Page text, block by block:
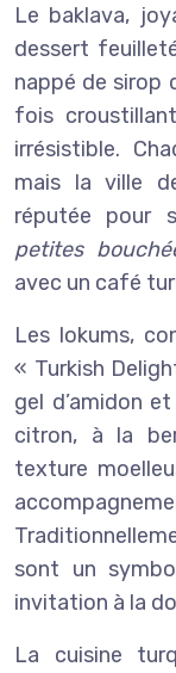
Le baklava,
dessert
nappé de sirop
fois
irrésistible.
mais la ville
réputée pour
petites
avec un café
Les lokums,
« Turkish
gel d’amidon
citron, à la
texture
sont un
invitation à la
La cuisine